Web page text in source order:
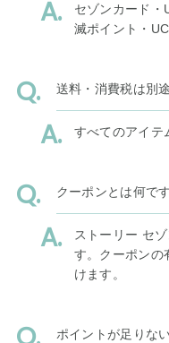
セゾンカード・
滅ポイント・
送料・消費税は別
すべてのアイテ
クーポンとは何で
ストーリー セ
す。クーポンの
けます。
ポイントが足りな